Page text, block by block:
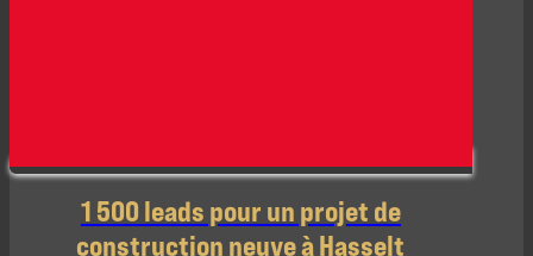
1 500 leads pour un projet de
construction neuve à Hasselt